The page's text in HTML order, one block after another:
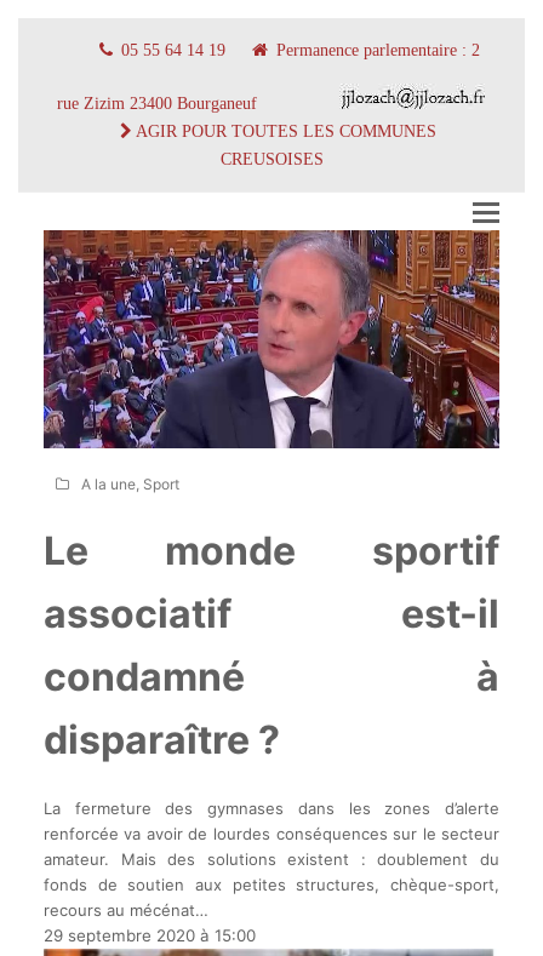
05 55 64 14 19 Permanence parlementaire : 2
rue Zizim 23400 Bourganeuf
AGIR POUR TOUTES LES COMMUNES
CREUSOISES
A la une, Sport
Le monde sportif
associatif est-il
condamné à
disparaître ?
La fermeture des gymnases dans les zones d’alerte
renforcée va avoir de lourdes conséquences sur le secteur
amateur. Mais des solutions existent : doublement du
fonds de soutien aux petites structures, chèque-sport,
recours au mécénat…
29 septembre 2020 à 15:00